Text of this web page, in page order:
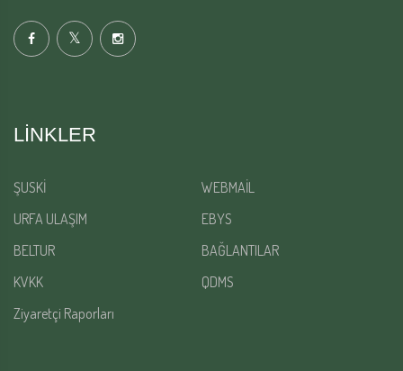
LINKLER
ŞUSKİ
WEBMAİL
URFA ULAŞIM
EBYS
BELTUR
BAĞLANTILAR
KVKK
QDMS
Ziyaretçi Raporları